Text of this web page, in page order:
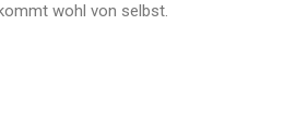
wohl von selbst.